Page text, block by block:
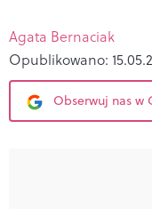
Agata Bernaciak
Opublikowano:
Obserwuj nas w